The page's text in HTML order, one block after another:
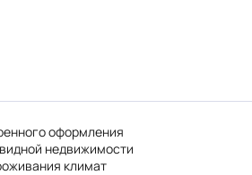
оформления
недвижимости
климат